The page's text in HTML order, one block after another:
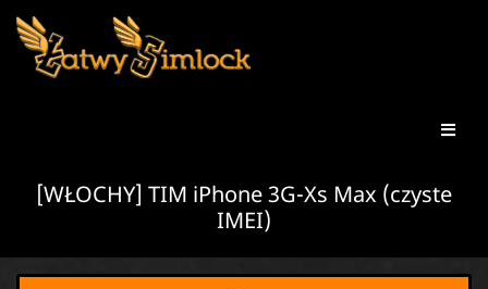
[WŁOCHY] TIM iPhone 3G-Xs Max (czyste
IMEI)